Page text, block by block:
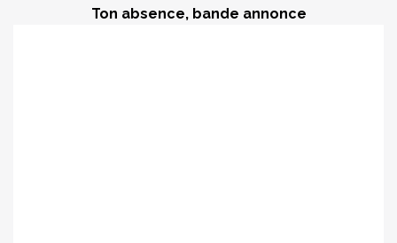
Ton absence, bande annonce